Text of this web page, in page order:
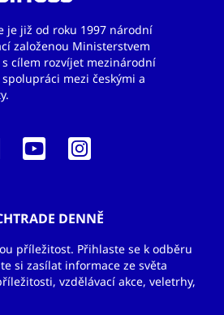
je již od roku 1997 národní
založenou Ministerstvem
cílem rozvíjet mezinárodní
mezi českými a
DENNĚ
příležitost. Přihlaste se k odběru
si zasílat informace ze světa
vzdělávací akce, veletrhy,